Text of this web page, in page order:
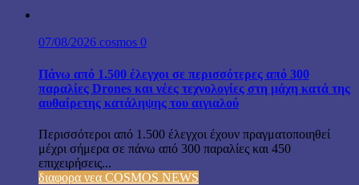
07/08/2026 cosmos 0
Πάνω από 1.500 έλεγχοι σε περισσότερες από 300
παραλίες Drones και νέες τεχνολογίες στη μάχη κατά της
αυθαίρετης κατάληψης του αιγιαλού
Περισσότεροι από 1.500 έλεγχοι έχουν πραγματοποιηθεί
μέχρι σήμερα σε πάνω από 300 παραλίες και 450
επιχειρήσεις...
διαφορα νεα COSMOS NEWS